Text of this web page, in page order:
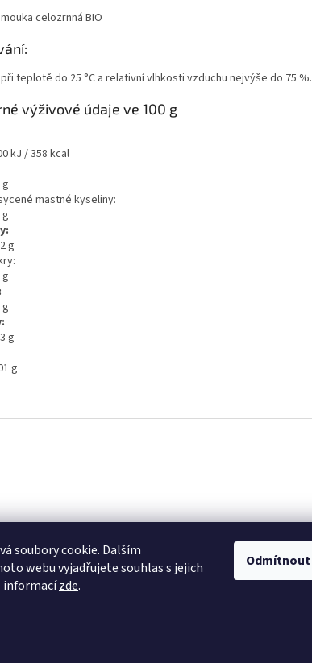
soubory cookie. Dalším
webu vyjadřujete souhlas s jejich
informacízde.
Odmítnout
celozrnná BIO
teplotě do 25 °C a relativní vlhkosti vzduchu nejvýše do 75 %.
výživové údaje ve 100 g
kJ / 358 kcal
mastné kyseliny:
g
g
g
g
cookies